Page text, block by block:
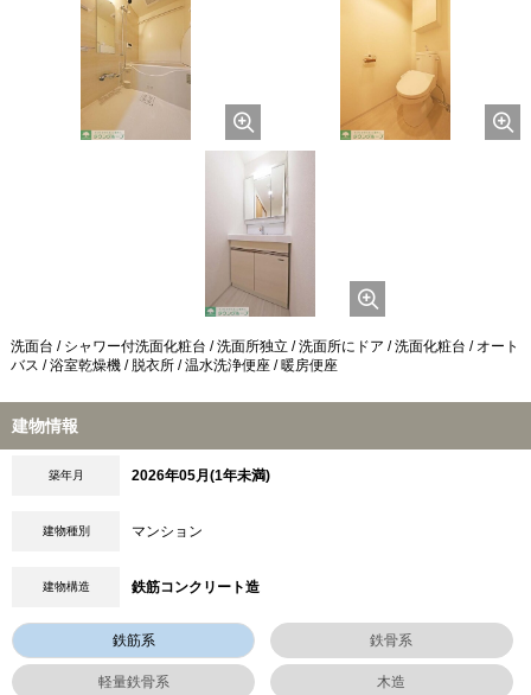
洗面台 / シャワー付洗面化粧台 / 洗面所独立 / 洗面所にドア / 洗面化粧台 / オート
バス / 浴室乾燥機 / 脱衣所 / 温水洗浄便座 / 暖房便座
建物情報
築年月 2026年05月(1年未満)
建物種別 マンション
建物構造 鉄筋コンクリート造
鉄筋系 鉄骨系
軽量鉄骨系 木造